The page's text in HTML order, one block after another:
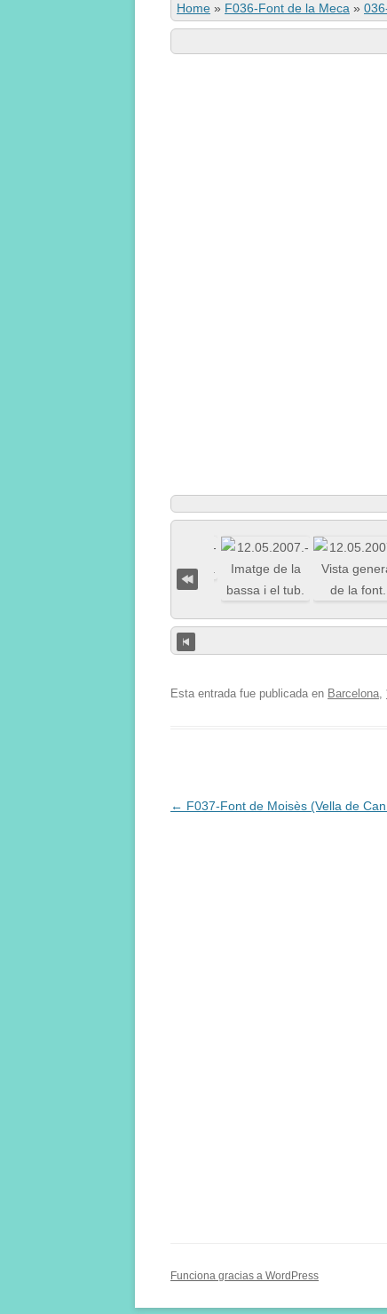
Home » F036-Font de la Meca »
Esta entrada fue publicada en Barcelona,
Navegación
← F037-Font de Moisès (Vella de
Funciona gracias a WordPress